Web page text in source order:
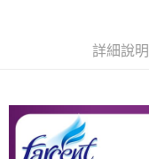
恩沛科技股份有限公司將
詳細說明